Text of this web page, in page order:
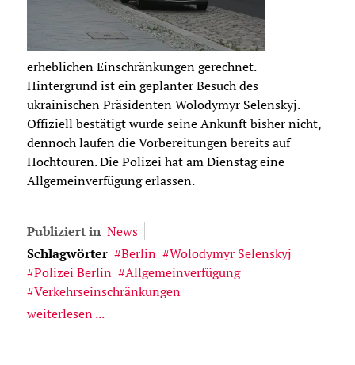
erheblichen Einschränkungen gerechnet.
Hintergrund ist ein geplanter Besuch des
ukrainischen Präsidenten Wolodymyr Selenskyj.
Offiziell bestätigt wurde seine Ankunft bisher nicht,
dennoch laufen die Vorbereitungen bereits auf
Hochtouren. Die Polizei hat am Dienstag eine
Allgemeinverfügung erlassen.
Publiziert in News
Schlagwörter
Berlin
Wolodymyr Selenskyj
Polizei Berlin
Allgemeinverfügung
Verkehrseinschränkungen
weiterlesen ...